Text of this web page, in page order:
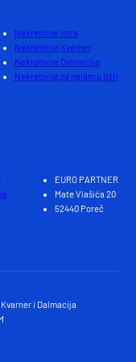
Nekretnine Istra
Nekretnine Kvarner
Nekretnine Dalmacija
Nekretnine za najam u Istri
EURO PARTNER
Mate Vlašića 20
52440 Poreč
i Dalmacija